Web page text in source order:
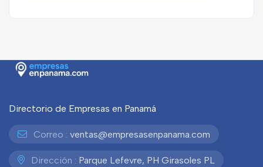
Directorio de Empresas en Panamá
Correo : ventas@empresasenpanama.com
Dirección : Parque Lefevre, PH Girasoles PL